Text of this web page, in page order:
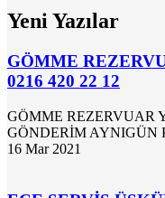
Yeni Yazılar
GÖMME
0216 420 22 12
GÖMME REZERVUAR
GÖNDERİM AYNIGÜN
16 Mar 2021